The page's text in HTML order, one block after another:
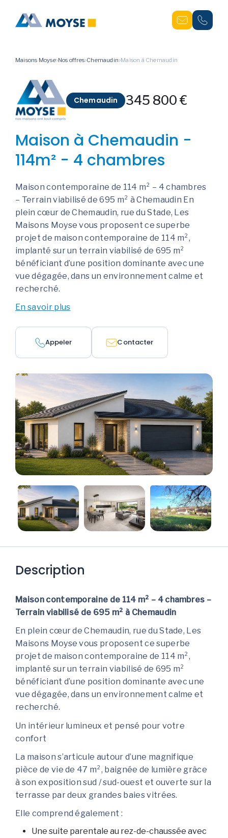
Maisons Moyse Nos offres Chemaudin Maison à Chemaudin
Chemaudin 345 800 €
Maison à Chemaudin -
114m² - 4 chambres
Maison contemporaine de 114 m² – 4 chambres
– Terrain viabilisé de 695 m² à Chemaudin En
plein cœur de Chemaudin, rue du Stade, Les
Maisons Moyse vous proposent ce superbe
projet de maison contemporaine de 114 m²,
implanté sur un terrain viabilisé de 695 m²
bénéficiant d’une position dominante avec une
vue dégagée, dans un environnement calme et
recherché.
En savoir plus
Appeler Contacter
Description
Maison contemporaine de 114 m² – 4 chambres –
Terrain viabilisé de 695 m² à Chemaudin
En plein cœur de Chemaudin, rue du Stade, Les
Maisons Moyse vous proposent ce superbe
projet de maison contemporaine de 114 m²,
implanté sur un terrain viabilisé de 695 m²
bénéficiant d’une position dominante avec une
vue dégagée, dans un environnement calme et
recherché.
Un intérieur lumineux et pensé pour votre
confort
La maison s’articule autour d’une magnifique
pièce de vie de 47 m², baignée de lumière grâce
à son exposition sud / sud-ouest et ouverte sur la
terrasse par deux grandes baies vitrées.
Elle comprend également :
Une suite parentale au rez-de-chaussée avec